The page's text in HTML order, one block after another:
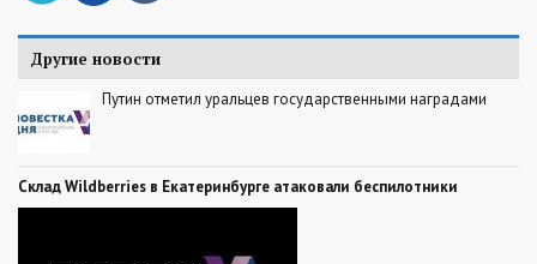
Другие новости
Путин отметил уральцев государственными наградами
Склад Wildberries в Екатеринбурге атаковали беспилотники